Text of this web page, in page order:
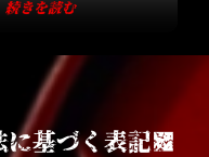
続きを読む
に基づく表記■